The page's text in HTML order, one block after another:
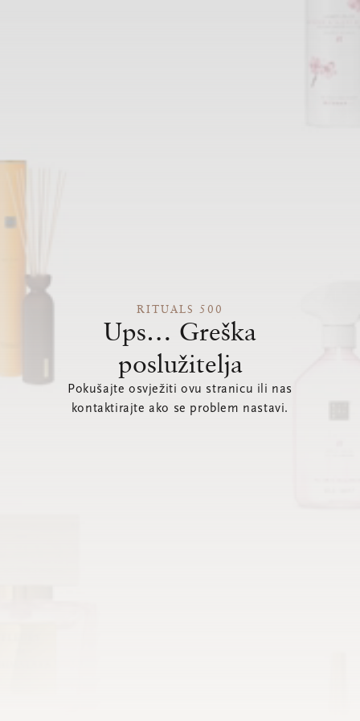
RITUALS 500
Ups… Greška
poslužitelja
Pokušajte osvježiti ovu stranicu ili nas
kontaktirajte ako se problem nastavi.